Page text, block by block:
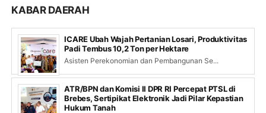
KABAR DAERAH
ICARE Ubah Wajah Pertanian Losari, Produktivitas
Padi Tembus 10,2 Ton per Hektare
Asisten Perekonomian dan Pembangunan Se...
ATR/BPN dan Komisi II DPR RI Percepat PTSL di
Brebes, Sertipikat Elektronik Jadi Pilar Kepastian
Hukum Tanah